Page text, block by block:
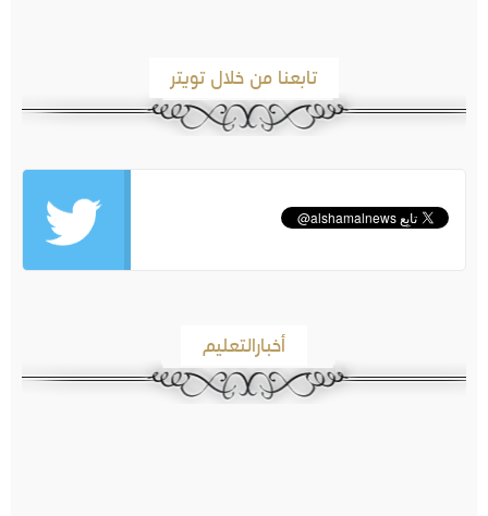
تابعنا من خلال تويتر
أخبارالتعليم